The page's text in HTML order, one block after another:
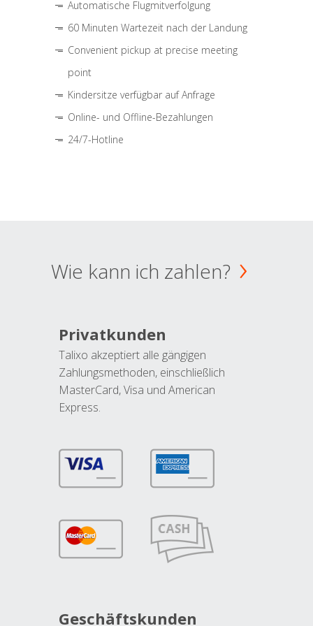
Automatische Flugmitverfolgung
60 Minuten Wartezeit nach der Landung
Convenient pickup at precise meeting
point
Kindersitze verfügbar auf Anfrage
Online- und Offline-Bezahlungen
24/7-Hotline
Wie kann ich zahlen?
Privatkunden
Talixo akzeptiert alle gängigen
Zahlungsmethoden, einschließlich
MasterCard, Visa und American
Express.
Geschäftskunden